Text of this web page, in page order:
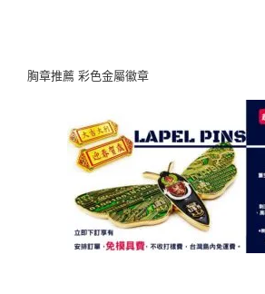
胸章推薦 彩色金屬徽章